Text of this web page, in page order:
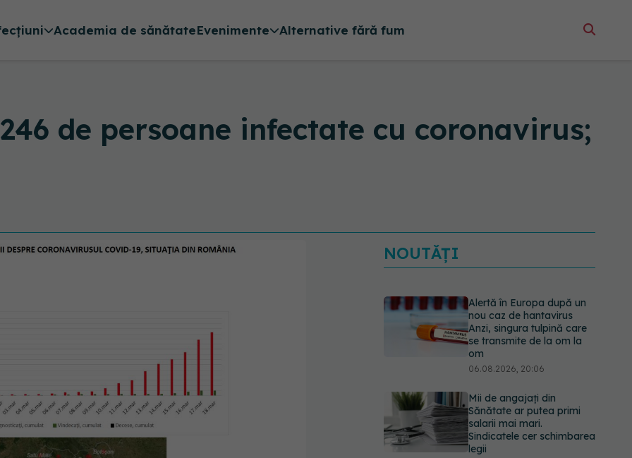
Academia de sănătateEvenimente Alternative fără fum
de persoane infectate cu coronavirus;
NOUTĂȚI
Alertă în Europa după un
nou caz de hantavirus
Anzi, singura tulpină care
se transmite de la om la
om
06.08.2026, 20:06
Mii de angajați din
Sănătate ar putea primi
salarii mai mari.
Sindicatele cer schimbarea
legii